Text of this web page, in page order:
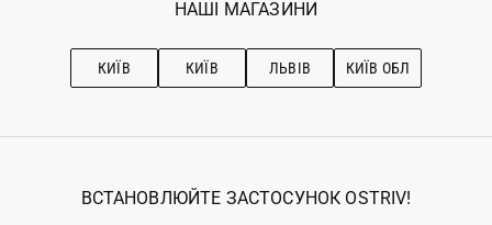
Ostriv Club+
Рекомендації з догляду
НАШІ МАГАЗИНИ
КИЇВ КИЇВ ЛЬВІВ КИЇВ ОБЛ
ВСТАНОВЛЮЙТЕ ЗАСТОСУНОК OSTRIV!